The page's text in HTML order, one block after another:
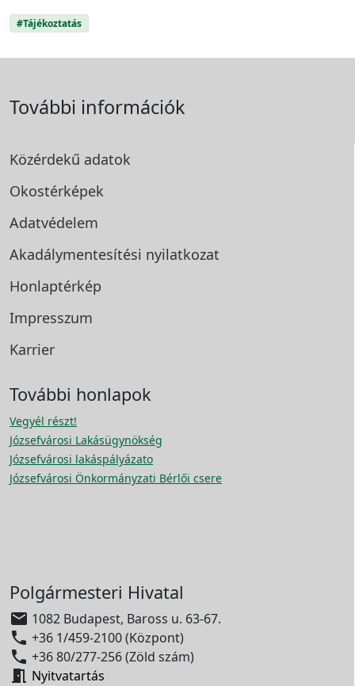
#Tájékoztatás
További információk
Közérdekű adatok
Okostérképek
Adatvédelem
Akadálymentesítési nyilatkozat
Honlaptérkép
Impresszum
Karrier
További honlapok
Vegyél részt!
Józsefvárosi Lakásügynökség
Józsefvárosi lakáspályázato
Józsefvárosi Önkormányzati Bérlői csere
Polgármesteri Hivatal
 1082 Budapest, Baross u. 63-67.
 +36 1/459-2100 (Központ)
 +36 80/277-256 (Zöld szám)
 Nyitvatartás